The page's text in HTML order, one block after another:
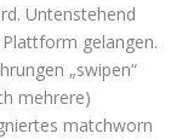
Untenstehend
gelangen.
„swipen“
mehrere)
matchworn